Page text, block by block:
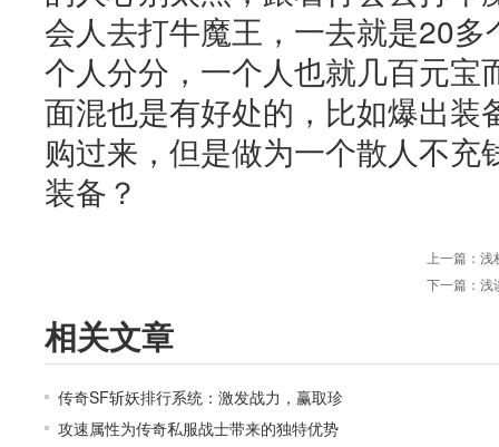
会人去打牛魔王，一去就是20
个人分分，一个人也就几百元宝
面混也是有好处的，比如爆出装
购过来，但是做为一个散人不充
装备？
上一篇： 浅
下一篇： 浅
相关文章
传奇SF斩妖排行系统：激发战力，赢取珍
攻速属性为传奇私服战士带来的独特优势